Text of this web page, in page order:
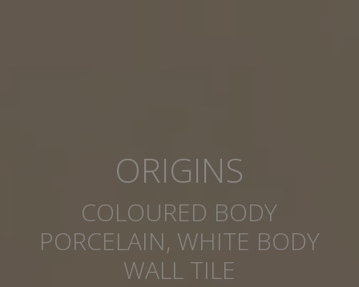
ORIGINS
COLOURED BODY
PORCELAIN, WHITE BODY
WALL TILE